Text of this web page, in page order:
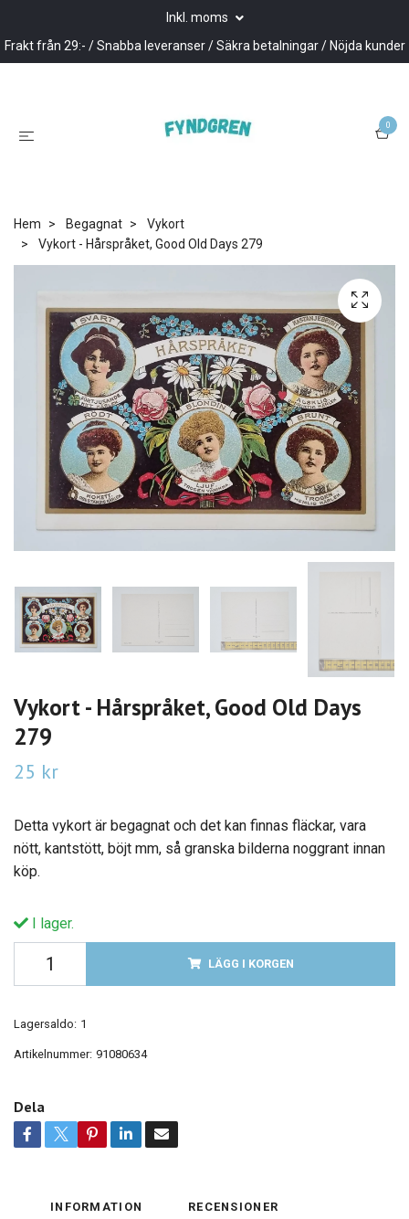
Inkl. moms
Frakt från 29:- / Snabba leveranser / Säkra betalningar / Nöjda kunder
0
Hem Begagnat
Vykort
Vykort - Hårspråket, Good Old Days 279
Vykort - Hårspråket, Good Old Days
279
25 kr
Detta vykort är begagnat och det kan finnas fläckar, vara
nött, kantstött, böjt mm, så granska bilderna noggrant innan
köp.
I lager.
LÄGG I KORGEN
Lagersaldo: 1
Artikelnummer: 91080634
Dela
INFORMATION RECENSIONER